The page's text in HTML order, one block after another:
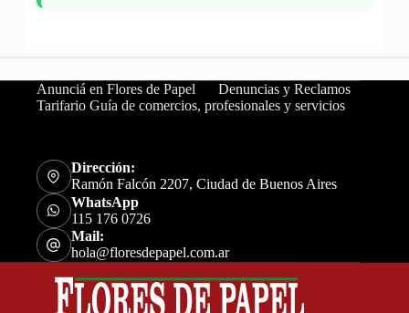
Anunciá en Flores de Papel
Denuncias y Reclamos
Tarifario Guía de comercios, profesionales y servicios
Dirección:
Ramón Falcón 2207, Ciudad de Buenos Aires
WhatsApp
115 176 0726
Mail:
hola@floresdepapel.com.ar